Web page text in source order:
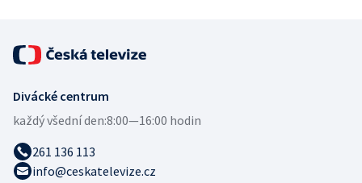
Divácké centrum
každý všední den:8:00—16:00 hodin
261 136 113
info@ceskatelevize.cz